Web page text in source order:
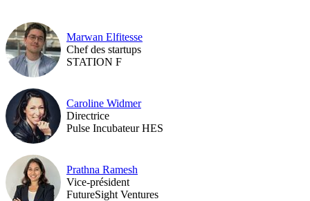
Marwan Elfitesse
Chef des startups
STATION F
Caroline Widmer
Directrice
Pulse Incubateur HES
Prathna Ramesh
Vice-président
FutureSight Ventures